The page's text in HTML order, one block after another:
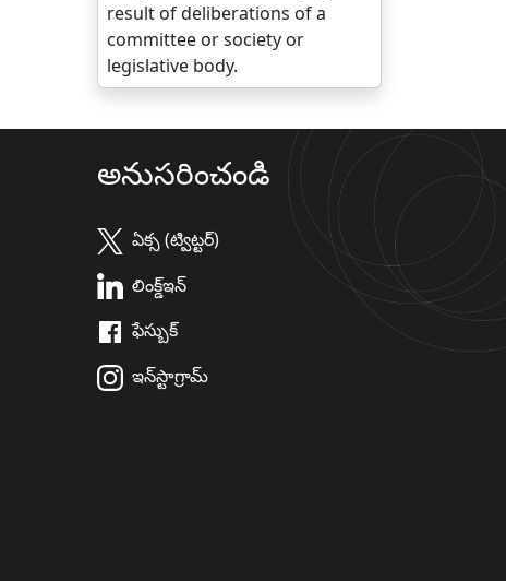
result of deliberations of a
committee or society or
legislative body.
అనుసరించండి
ఏక్స (ట్విట్టర్)
లింక్డ్ఇన్
ఫేస్బుక్
ఇన్‌స్టాగ్రామ్